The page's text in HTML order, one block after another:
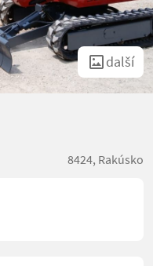
další
8424, Rakúsko